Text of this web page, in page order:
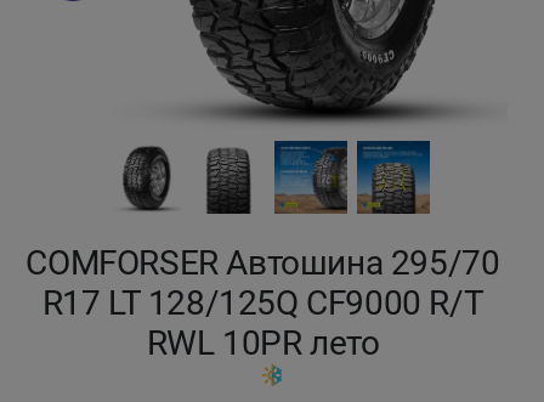
COMFORSER Автошина 295/70
R17 LT 128/125Q CF9000 R/T
RWL 10PR лето
Кызылорда
Петропавловск